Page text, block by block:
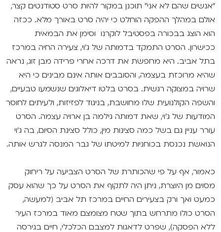
"אנשים שהם לא אני" תוכנן במקור להיות סרט סטודנטים קצר,
אולם במהלך ההפקה הוחלט כי יהיה סרט באורך מלא. ככזה
הוא הוצג בבכורה בפסטיבל לוקרנו וסימן את הבמאית
ככישרון. הסרט התמקד בדמותה של ג'וי, צעירה החיה במרכז
בתל אביב. היא מחפשת את דרכה אחרי פרידה מבן זוג, נראה
שהיא מרוכזת בעצמה, והסובבים אותה אינם מבינים כי היא
שרויה במצוקה רגשית. בסרט בלטו דיאלוגים שנשמעו טבעיים,
והשפה הקולנועית שלו מחושבת, בניגוד לפזיזות, ולעיתים לחוסר
המודעוּת של ג'וי, שאת דמותה גילמה בן ארויה עצמה. הסרט
עורר עניין גם בשל כמה סצינות מין, כולל סצינת הסיום, בה ג'וי
הנואשת נכנסת בכוחניות למיטתו של גבר המנסה לגרש אותה.
כאמור, אף על פי שהכותרת של הסרט הצביעה על ריחוק
מסוים מן היוצרת, ניתן היה לתקוף את הסרט על כך שהוא עסק
כמעט ואך ורק בצעירים החיים במרכז תל אביב (למעשה,
הסרט כולו מתרחש בתוך שטח מצומצם מאוד במרכז העיר
ללא הפסקה), שפרט לדאגות למצבם הכלכלי, חיים בגירסה